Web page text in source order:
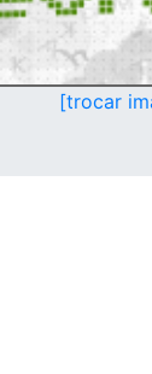
[trocar